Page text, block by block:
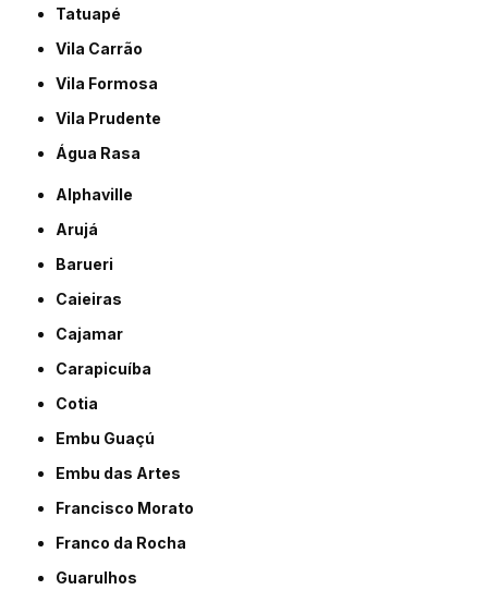
Tatuapé
Vila Carrão
Vila Formosa
Vila Prudente
Água Rasa
Alphaville
Arujá
Barueri
Caieiras
Cajamar
Carapicuíba
Cotia
Embu Guaçú
Embu das Artes
Francisco Morato
Franco da Rocha
Guarulhos